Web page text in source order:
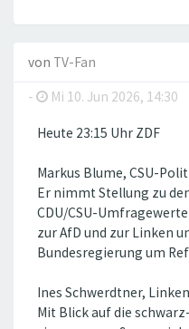
von TV-Fan
-
Mi 10. Jun 2026, 14:30
Heute 23:15 Uhr ZDF
Markus Blume, CSU-
Er nimmt Stellung zu
CDU/CSU-
zur AfD und zur Linken
Bundesregierung um
Ines Schwerdtner,
Mit Blick auf die